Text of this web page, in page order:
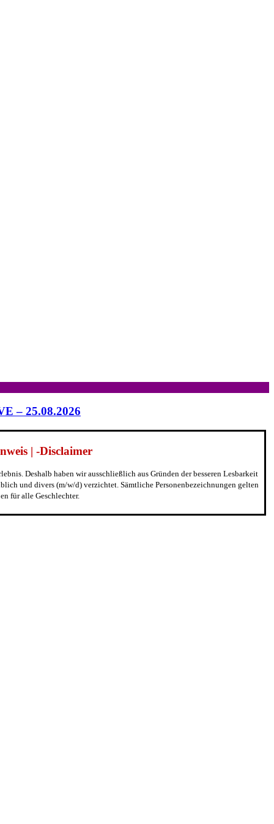
– 25.08.2026
| -Disclaimer
Deshalb haben wir ausschließlich aus Gründen der besseren Lesbarkeit
und divers (m/w/d) verzichtet. Sämtliche Personenbezeichnungen gelten
für alle Geschlechter.